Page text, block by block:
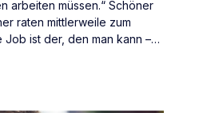
arbeiten müssen.“ Schöner
raten mittlerweile zum
Job ist der, den man kann –